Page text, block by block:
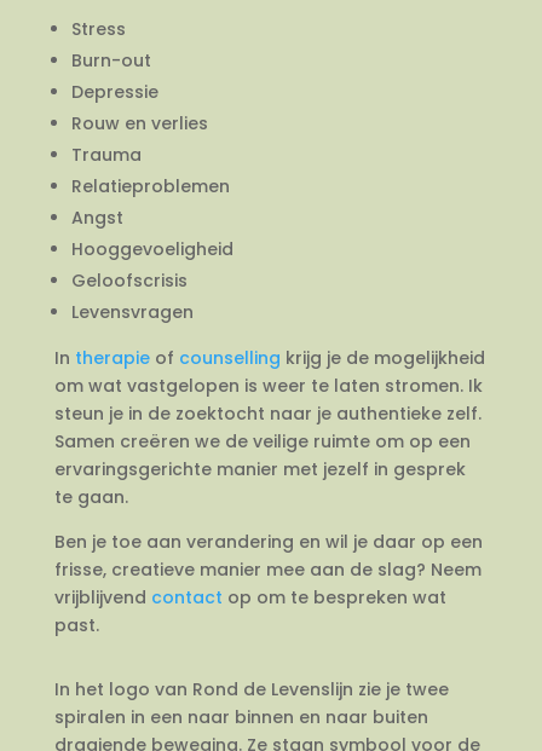
Stress
Burn-out
Depressie
Rouw en verlies
Trauma
Relatieproblemen
Angst
Hooggevoeligheid
Geloofscrisis
Levensvragen
In therapieof counselling krijg je de mogelijkheid
om wat vastgelopen is weer te laten stromen. Ik
steun je in de zoektocht naar je authentieke zelf.
Samen creëren we de veilige ruimte om op een
ervaringsgerichte manier met jezelf in gesprek
te gaan.
Ben je toe aan verandering en wil je daar op een
frisse, creatieve manier mee aan de slag? Neem
vrijblijvend contact op om te bespreken wat
past.
In het logo van Rond de Levenslijn zie je twee
spiralen in een naar binnen en naar buiten
draaiende beweging. Ze staan symbool voor de